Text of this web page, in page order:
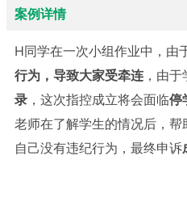
案例详情
H同学在一次小组作业中，由
行为，导致大家受牵连 ，由
录 ，这次指控成立将会面临停
老师在了解学生的情况后，帮
自己没有违纪行为，最终申诉